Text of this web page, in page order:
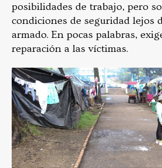
posibilidades de trabajo, pero
condiciones de seguridad lejos
armado. En pocas palabras,
reparación a las víctimas.